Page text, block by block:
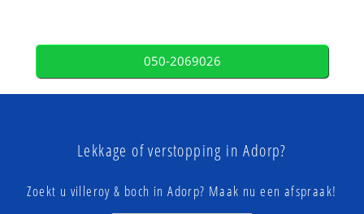
050-2069026
Lekkage of verstopping in Adorp?
Zoekt u villeroy & boch in Adorp? Maak nu een afspraak!